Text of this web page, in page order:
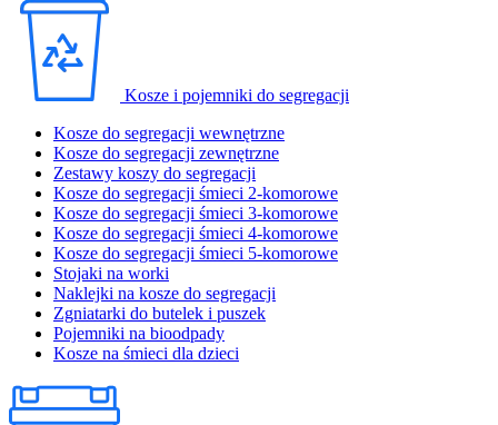
Kosze i pojemniki do segregacji
Kosze do segregacji wewnętrzne
Kosze do segregacji zewnętrzne
Zestawy koszy do segregacji
Kosze do segregacji śmieci 2-komorowe
Kosze do segregacji śmieci 3-komorowe
Kosze do segregacji śmieci 4-komorowe
Kosze do segregacji śmieci 5-komorowe
Stojaki na worki
Naklejki na kosze do segregacji
Zgniatarki do butelek i puszek
Pojemniki na bioodpady
Kosze na śmieci dla dzieci